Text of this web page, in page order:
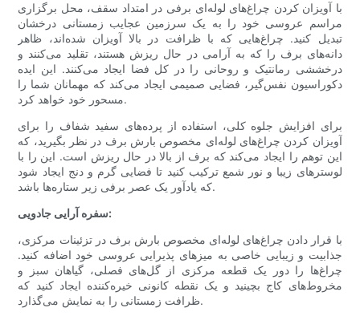
با آویزان کردن چراغ‌های لوله‌ای برفی در امتداد سقف، محل برگزاری
مراسم عروسی خود را به یک سرزمین عجایب زمستانی درخشان
تبدیل کنید. چراغ‌هایی که با ظرافت در بالا آویزان شده‌اند، ظاهر
دانه‌های برف را که به آرامی در حال ریزش هستند، تقلید می‌کنند و
درخششی رمانتیک و روحانی را در کل فضا ایجاد می‌کنند. این ایده
دکوراسیون نفس‌گیر، فضایی صمیمی ایجاد می‌کند که مهمانان شما را
مسحور خود خواهد کرد.
برای افزایش جلوه کلی، استفاده از پرده‌های سفید شفاف را برای
آویزان کردن چراغ‌های لوله‌ای مخصوص بارش برف در نظر بگیرید، که
این توهم را ایجاد می‌کند که برف از بالا در حال ریزش است. این را با
لوسترهای زیبا و نور شمع ترکیب کنید تا فضایی گرم و دنج ایجاد شود
که یادآور یک عصر برفی زیر ستاره‌ها باشد.
سفره آرایی جادویی:
با قرار دادن چراغ‌های لوله‌ای مخصوص بارش برف در تزئینات مرکزی،
جذابیت و زیبایی خاصی به میزهای پذیرایی عروسی خود اضافه کنید.
چراغ‌ها را دور یک قطعه مرکزی از گل‌های فصلی، گیاهان سبز و
مخروط‌های کاج بچینید و یک نقطه کانونی خیره‌کننده ایجاد کنید که
ظرافت زمستانی را به نمایش می‌گذارد.